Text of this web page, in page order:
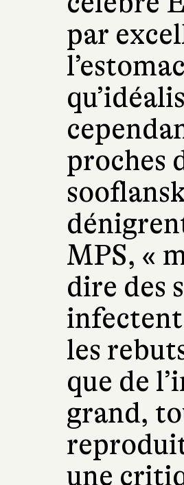
par
proches
MPS, «
dire des
infectent
les
que de
grand,
une